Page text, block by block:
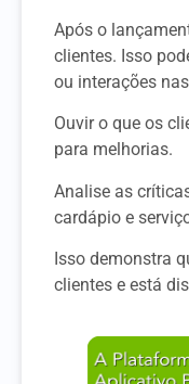
Após o
clientes. Isso
ou interações
Ouvir o que os
para melhorias.
Analise as
cardápio e
Isso demonstra
clientes e está